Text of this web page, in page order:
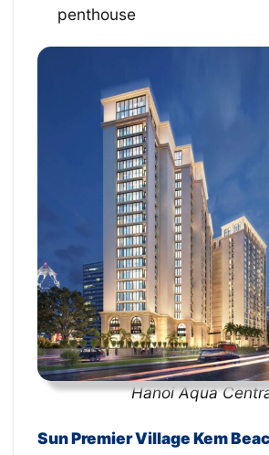
penthouse
Hanoi Aqua
Sun Premier Village Kem